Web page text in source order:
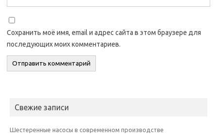
Сохранить моё имя, email и адрес сайта в этом браузере для
последующих моих комментариев.
Свежие записи
Шестеренные насосы в современном производстве